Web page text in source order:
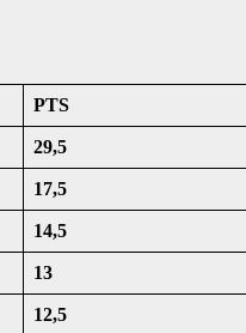
PTS
29,5
17,5
14,5
13
12,5